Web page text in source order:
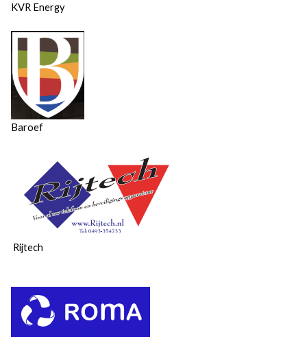
​​​​​​​KVR Energy
Baroef
Rijtech